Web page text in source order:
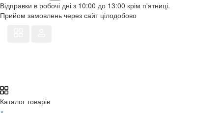
Відправки в робочі дні з 10:00 до 13:00 крім п'ятниці.
Прийом замовлень через сайт цілодобово
Каталог товарів
×